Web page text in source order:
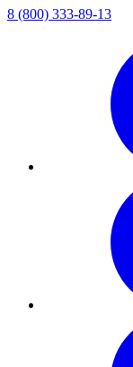
8 (800) 333-89-13